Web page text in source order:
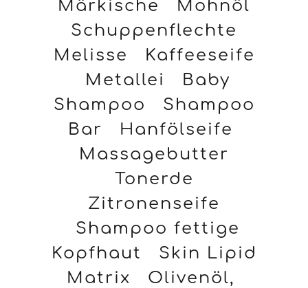
Märkische
Mohnöl
Schuppenflechte
Melisse
Kaffeeseife
Metallei
Baby
Shampoo
Shampoo
Bar
Hanfölseife
Massagebutter
Tonerde
Zitronenseife
Shampoo fettige
Kopfhaut
Skin Lipid
Matrix
Olivenöl,